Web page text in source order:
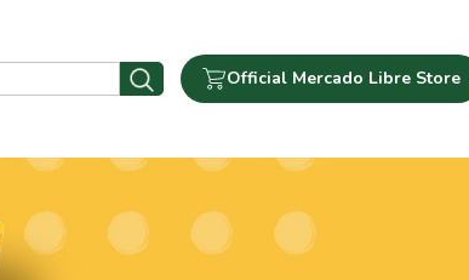
Official Mercado Libre Store